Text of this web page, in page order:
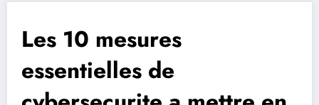
Les 10 mesures
essentielles de